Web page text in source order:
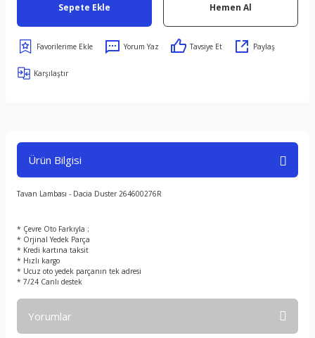
Sepete Ekle Hemen Al
Yorum Yaz Tavsiye Et Paylaş
Karşılaştır
Ürün Bilgisi
Tavan Lambası - Dacia Duster 264600276R
* Çevre Oto Farkıyla ;
* Orjinal Yedek Parça
* Kredi kartına taksit
* Hızlı kargo
* Ucuz oto yedek parçanın tek adresi
* 7/24 Canlı destek
Yorumlar